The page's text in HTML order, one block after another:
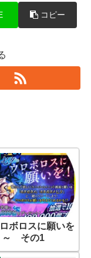
コピー
ボロスに願いを
～ その1